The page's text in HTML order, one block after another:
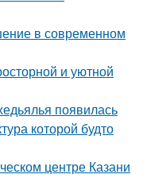
в современном
и уютной
появилась
которой будто
центре Казани